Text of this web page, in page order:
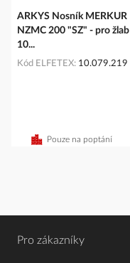
ARKYS Nosník MERKUR
NZMC 200 "SZ" - pro žlab
10...
Kód ELFETEX 10.079.219
Pouze na poptání
Pro zákazníky